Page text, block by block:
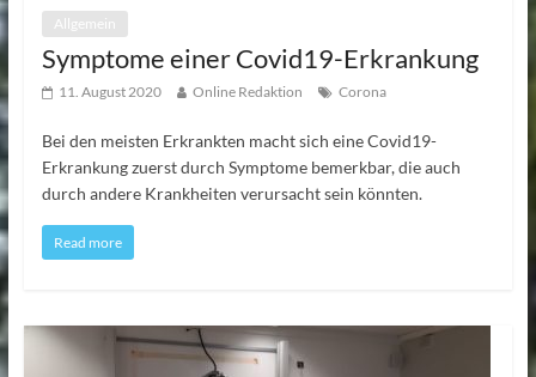
Allgemein
Symptome einer Covid19-Erkrankung
11. August 2020 Online Redaktion Corona
Bei den meisten Erkrankten macht sich eine Covid19-
Erkrankung zuerst durch Symptome bemerkbar, die auch
durch andere Krankheiten verursacht sein könnten.
Read more